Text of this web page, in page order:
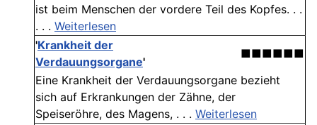
ist beim Menschen der vordere Teil des Kopfes. . .
. . . Weiterlesen
'Krankheit der
Verdauungsorgane'
■■■■■■
Eine Krankheit der Verdauungsorgane bezieht
sich auf Erkrankungen der Zähne, der
Speiseröhre, des Magens, . . . Weiterlesen